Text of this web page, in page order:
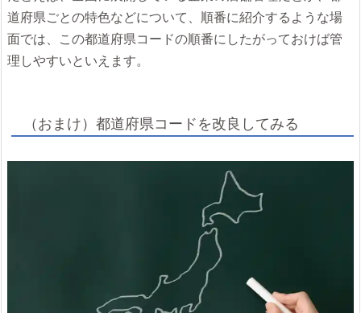
道府県ごとの特色などについて、順番に紹介するような場
面では、この都道府県コードの順番にしたがっておけば管
理しやすいといえます。
（おまけ）都道府県コードを改良してみる